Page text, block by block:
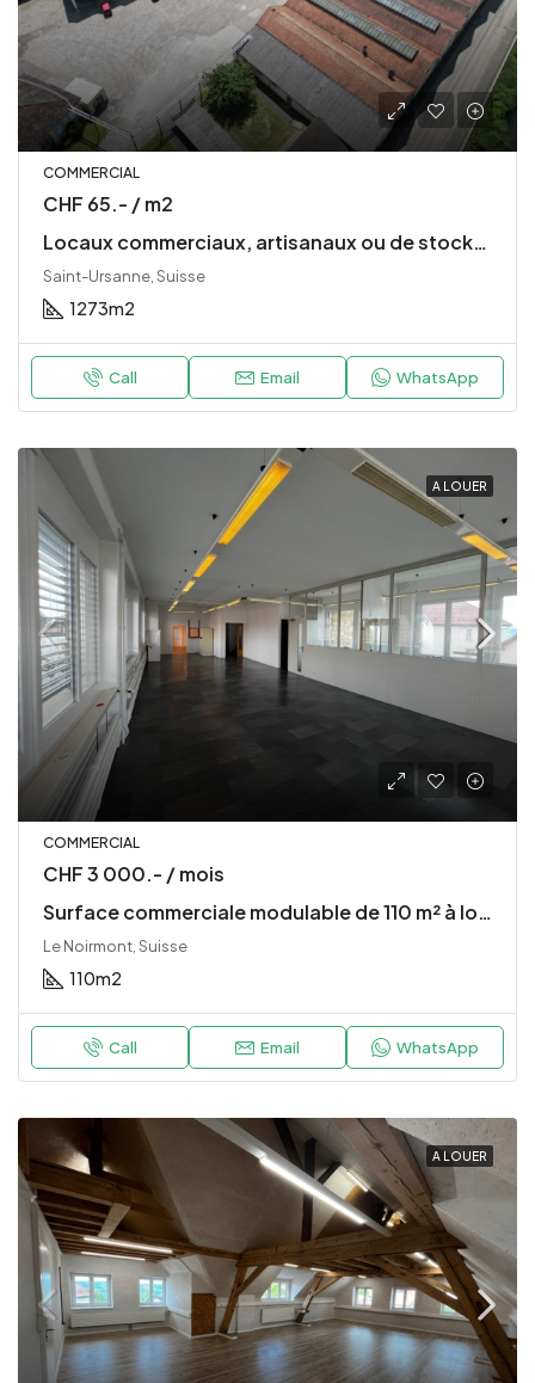
COMMERCIAL
CHF 65.- / m2
Locaux commerciaux, artisanaux ou de stockage à louer à Saint-Ursanne
Saint-Ursanne, Suisse
1273m2
Call Email WhatsApp
A LOUER
COMMERCIAL
CHF 3 000.- / mois
Surface commerciale modulable de 110 m² à louer – CHF 3’000.– / mois – Le Noirmont
Le Noirmont, Suisse
110m2
Call Email WhatsApp
A LOUER